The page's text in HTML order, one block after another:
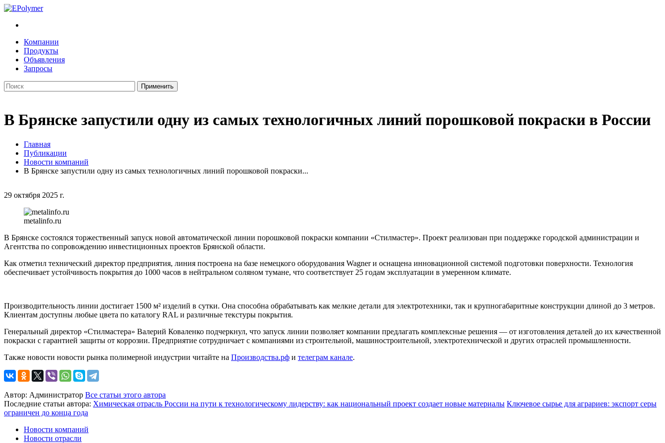
Компании
Продукты
Объявления
Запросы
В Брянске запустили одну из самых технологичных линий порошковой покраски в России
Главная
Публикации
Новости компаний
В Брянске запустили одну из самых технологичных линий порошковой покраски...
29 октября 2025 г.
metalinfo.ru
В Брянске состоялся торжественный запуск новой автоматической линии порошковой покраски компании «Стилмастер». Проект реализован при поддержке городской администрации и
Агентства по сопровождению инвестиционных проектов Брянской области.
Как отметил технический директор предприятия, линия построена на базе немецкого оборудования Wagner и оснащена инновационной системой подготовки поверхности. Технология
обеспечивает устойчивость покрытия до 1000 часов в нейтральном соляном тумане, что соответствует 25 годам эксплуатации в умеренном климате.
Производительность линии достигает 1500 м² изделий в сутки. Она способна обрабатывать как мелкие детали для электротехники, так и крупногабаритные конструкции длиной до 3 метров.
Клиентам доступны любые цвета по каталогу RAL и различные текстуры покрытия.
Генеральный директор «Стилмастера» Валерий Коваленко подчеркнул, что запуск линии позволяет компании предлагать комплексные решения — от изготовления деталей до их качественной
покраски с гарантией защиты от коррозии. Предприятие сотрудничает с компаниями из строительной, машиностроительной, электротехнической и других отраслей промышленности.
Также новости новости рынка полимерной индустрии читайте на Производства.рф и телеграм канале.
Автор: Администратор Все статьи этого автора
Последние статьи автора: Химическая отрасль России на пути к технологическому лидерству: как национальный проект создает новые материалы Ключевое сырье для аграриев: экспорт серы
ограничен до конца года
Новости компаний
Новости отрасли